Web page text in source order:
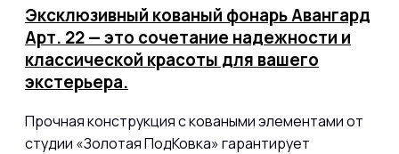
Эксклюзивный кованый фонарь Авангард
Арт. 22— это сочетание надежности и
классической красоты для вашего
экстерьера.
Прочная конструкция с коваными элементами от
студии «Золотая ПодКовка» гарантирует